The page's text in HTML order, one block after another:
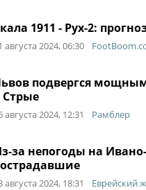
1911 - Рух-2:
августа 2024, 06:30
подвергся
Стрые
августа 2024, 12:31 Рамблер
за непогоды на
августа 2024, 18:31 Еврейский